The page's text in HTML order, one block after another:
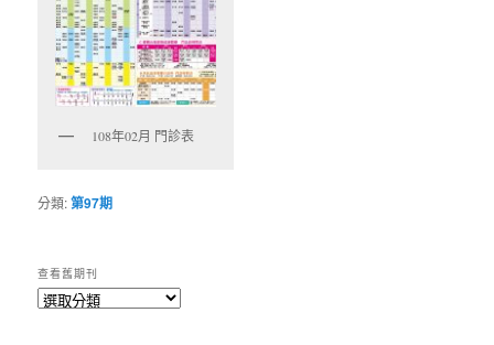
108年02月 門診表
分類:第97期
查看舊期刊
查